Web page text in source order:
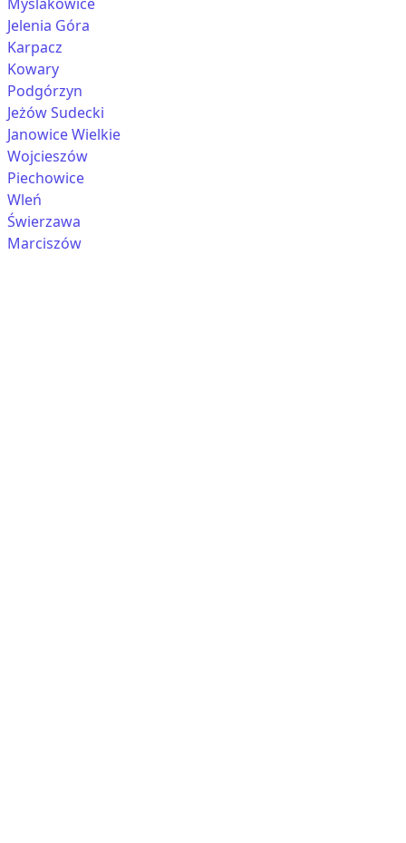
Jelenia Góra
Karpacz
Kowary
Podgórzyn
Jeżów Sudecki
Janowice Wielkie
Wojcieszów
Piechowice
Wleń
Świerzawa
Marciszów